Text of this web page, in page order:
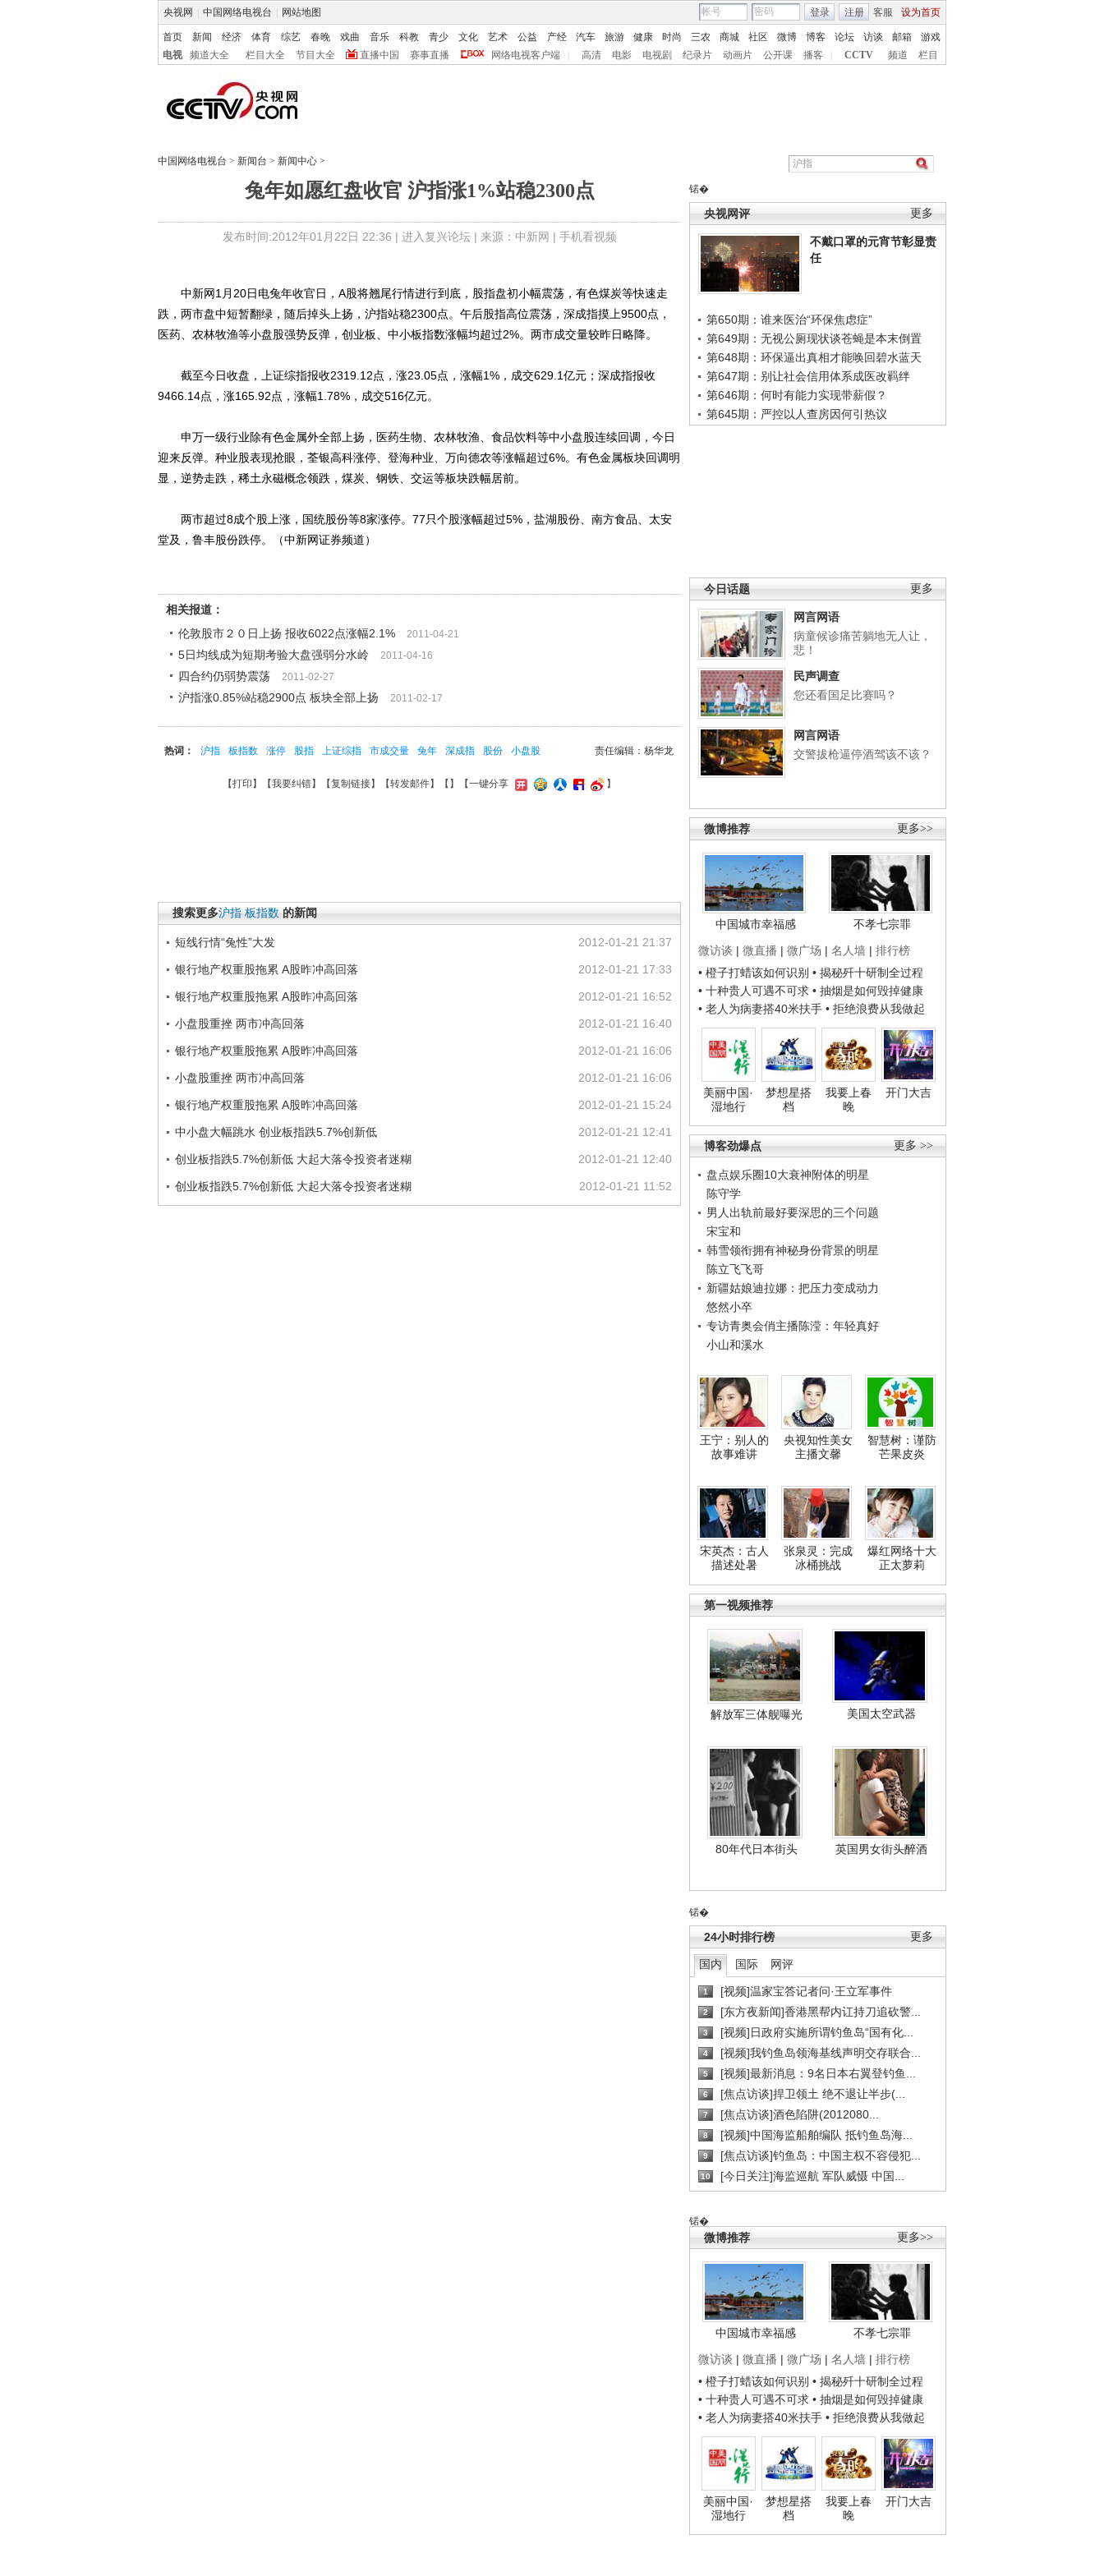
央视网 中国网络电视台 网站地图 客服 设为首页
登录 注册
首页 新闻 经济 体育 综艺 春晚 戏曲 音乐 科教 青少 文化 艺术 公益 产经 汽车 旅游 健康 时尚 三农 商城 社区 微博 博客 论坛 访谈 邮箱
游戏
电视
频道大全 栏目大全 节目大全 直播中国 赛事直播 网络电视客户端 高清 电影 电视剧 纪录片 动画片 公开课 播客 CCTV 频道 栏目
中国网络电视台 > 新闻台 > 新闻中心 >
兔年如愿红盘收官 沪指涨1%站稳2300点
发布时间:2012年01月22日 22:36 | 进入复兴论坛| 来源：中新网 | 手机看视频
锘�
更多
央视网评
不戴口罩的元宵节彰显责
任
第650期：谁来医治“环保焦虑症”
第649期：无视公厕现状谈苍蝇是本末倒置
第648期：环保逼出真相才能唤回碧水蓝天
第647期：别让社会信用体系成医改羁绊
第646期：何时有能力实现带薪假？
第645期：严控以人查房因何引热议
更多
今日话题
网言网语
病童候诊痛苦躺地无人让，
悲！
民声调查
您还看国足比赛吗？
网言网语
交警拔枪逼停酒驾该不该？
更多>>
微博推荐
中国城市幸福感
不孝七宗罪
微访谈 | 微直播 | 微广场 | 名人墙 | 排行榜
• 橙子打蜡该如何识别 • 揭秘歼十研制全过程
• 十种贵人可遇不可求 • 抽烟是如何毁掉健康
• 老人为病妻搭40米扶手 • 拒绝浪费从我做起
美丽中国·
湿地行
梦想星搭
档
我要上春
晚
开门大吉
更多 >>
博客劲爆点
盘点娱乐圈10大衰神附体的明星
陈守学
男人出轨前最好要深思的三个问题
宋宝和
韩雪领衔拥有神秘身份背景的明星
陈立飞飞哥
新疆姑娘迪拉娜：把压力变成动力
悠然小卒
专访青奥会俏主播陈滢：年轻真好
小山和溪水
王宁：别人的
故事难讲
央视知性美女
主播文馨
智慧树：谨防
芒果皮炎
宋英杰：古人
描述处暑
张泉灵：完成
冰桶挑战
爆红网络十大
正太萝莉
第一视频推荐
解放军三体舰曝光 美国太空武器
80年代日本街头 英国男女街头醉酒
锘�
更多
24小时排行榜
国内 国际 网评
1 [视频]温家宝答记者问·王立军事件
2 [东方夜新闻]香港黑帮内讧持刀追砍警...
3 [视频]日政府实施所谓钓鱼岛“国有化...
4 [视频]我钓鱼岛领海基线声明交存联合...
5 [视频]最新消息：9名日本右翼登钓鱼...
6 [焦点访谈]捍卫领土 绝不退让半步(...
7 [焦点访谈]酒色陷阱(2012080...
8 [视频]中国海监船舶编队 抵钓鱼岛海...
9 [焦点访谈]钓鱼岛：中国主权不容侵犯...
10 [今日关注]海监巡航 军队威慑 中国...
锘�
更多>>
微博推荐
中国城市幸福感
不孝七宗罪
微访谈 | 微直播 | 微广场 | 名人墙 | 排行榜
• 橙子打蜡该如何识别 • 揭秘歼十研制全过程
• 十种贵人可遇不可求 • 抽烟是如何毁掉健康
• 老人为病妻搭40米扶手 • 拒绝浪费从我做起
美丽中国·
湿地行
梦想星搭
档
我要上春
晚
开门大吉
中新网1月20日电兔年收官日，A股将翘尾行情进行到底，股指盘初小幅震荡，有色煤炭等快速走
跌，两市盘中短暂翻绿，随后掉头上扬，沪指站稳2300点。午后股指高位震荡，深成指摸上9500点，
医药、农林牧渔等小盘股强势反弹，创业板、中小板指数涨幅均超过2%。两市成交量较昨日略降。
截至今日收盘，上证综指报收2319.12点，涨23.05点，涨幅1%，成交629.1亿元；深成指报收
9466.14点，涨165.92点，涨幅1.78%，成交516亿元。
申万一级行业除有色金属外全部上扬，医药生物、农林牧渔、食品饮料等中小盘股连续回调，今日
迎来反弹。种业股表现抢眼，荃银高科涨停、登海种业、万向德农等涨幅超过6%。有色金属板块回调明
显，逆势走跌，稀土永磁概念领跌，煤炭、钢铁、交运等板块跌幅居前。
两市超过8成个股上涨，国统股份等8家涨停。77只个股涨幅超过5%，盐湖股份、南方食品、太安
堂及，鲁丰股份跌停。（中新网证券频道）
相关报道：
伦敦股市２０日上扬 报收6022点涨幅2.1%
2011-04-21
5日均线成为短期考验大盘强弱分水岭 2011-04-16
四合约仍弱势震荡 2011-02-27
沪指涨0.85%站稳2900点 板块全部上扬 2011-02-17
责任编辑：杨华龙
热词： 沪指 板指数 涨停 股指 上证综指 市成交量 兔年 深成指 股份 小盘股
【打印 】【我要纠错】【复制链接】【转发邮件】【 】 【一键分享 】
搜索更多沪指 板指数 的新闻
2012-01-21 21:37
短线行情“兔性”大发
2012-01-21 17:33
银行地产权重股拖累 A股昨冲高回落
2012-01-21 16:52
银行地产权重股拖累 A股昨冲高回落
2012-01-21 16:40
小盘股重挫 两市冲高回落
2012-01-21 16:06
银行地产权重股拖累 A股昨冲高回落
2012-01-21 16:06
小盘股重挫 两市冲高回落
2012-01-21 15:24
银行地产权重股拖累 A股昨冲高回落
2012-01-21 12:41
中小盘大幅跳水 创业板指跌5.7%创新低
2012-01-21 12:40
创业板指跌5.7%创新低 大起大落令投资者迷糊
2012-01-21 11:52
创业板指跌5.7%创新低 大起大落令投资者迷糊